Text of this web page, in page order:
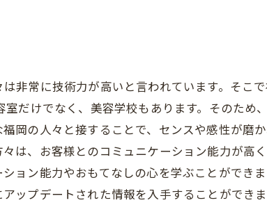
非常に技術力が高いと言われています。そこ
だけでなく、美容学校もあります。そのため
岡の人々と接することで、センスや感性が磨
は、お客様とのコミュニケーション能力が高
ョン能力やおもてなしの心を学ぶことができ
ップデートされた情報を入手することができ